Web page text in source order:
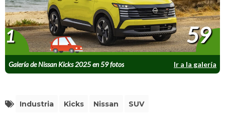
Galería de Nissan Kicks 2025 en 59 fotos Ir a la galería
1 59
Industria Kicks Nissan SUV